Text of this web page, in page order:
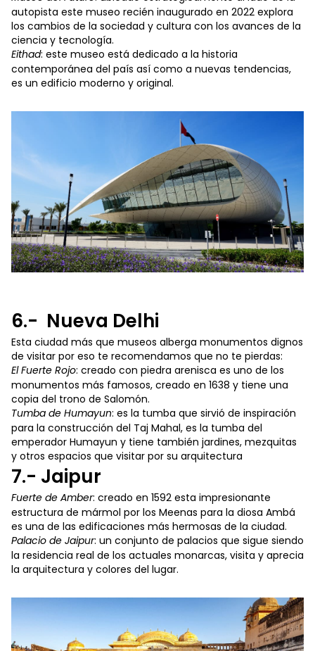
autopista este museo recién inaugurado en 2022 explora
los cambios de la sociedad y cultura con los avances de la
ciencia y tecnología.
Eithad: este museo está dedicado a la historia
contemporánea del país así como a nuevas tendencias,
es un edificio moderno y original.
6.- Nueva Delhi
Esta ciudad más que museos alberga monumentos dignos
de visitar por eso te recomendamos que no te pierdas:
El Fuerte Rojo: creado con piedra arenisca es uno de los
monumentos más famosos, creado en 1638 y tiene una
copia del trono de Salomón.
Tumba de Humayun: es la tumba que sirvió de inspiración
para la construcción del Taj Mahal, es la tumba del
emperador Humayun y tiene también jardines, mezquitas
y otros espacios que visitar por su arquitectura
7.- Jaipur
Fuerte de Amber: creado en 1592 esta impresionante
estructura de mármol por los Meenas para la diosa Ambá
es una de las edificaciones más hermosas de la ciudad.
Palacio de Jaipur: un conjunto de palacios que sigue siendo
la residencia real de los actuales monarcas, visita y aprecia
la arquitectura y colores del lugar.